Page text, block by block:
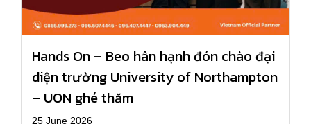
Hands On – Beo hân hạnh đón chào đại
diện trường University of Northampton
– UON ghé thăm
25 June 2026